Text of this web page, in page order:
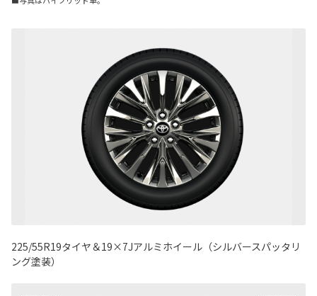
225/55R19タイヤ＆19×7Jアルミホイール（シルバースパッタリ
ング塗装）